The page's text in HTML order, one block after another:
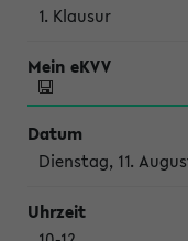
1. Klausur
Dienstag, 11.